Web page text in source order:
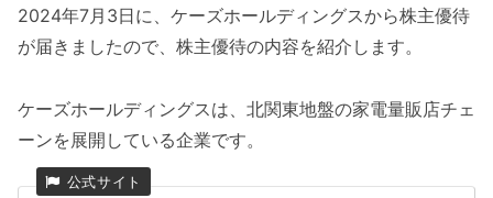
2024年7月3日に、ケーズホールディングスから株主優待
が届きましたので、株主優待の内容を紹介します。
ケーズホールディングスは、北関東地盤の家電量販店チェ
ーンを展開している企業です。